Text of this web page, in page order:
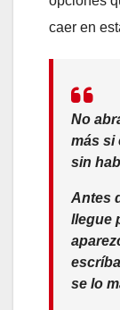
caer en
No
más si
sin
Antes
llegue
se lo